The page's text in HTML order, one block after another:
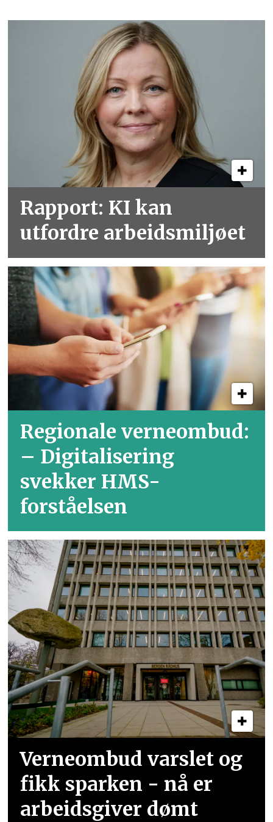
Rapport: KI kan
utfordre arbeidsmiljøet
Regionale verneombud:
– Digitalisering
svekker HMS-
forståelsen
Verneombud varslet og
fikk sparken - nå er
arbeidsgiver dømt